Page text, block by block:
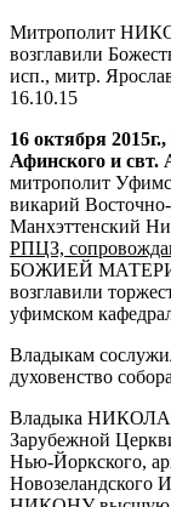
Митрополит
возглавили
исп., митр.
16.10.15
16 октября
Афинского и свт.
митрополит
викарий
Манхэттенский
РПЦЗ,
БОЖИЕЙ МАТЕРИ
возглавили
уфимском
Владыкам
духовенство
Владыка НИКОЛАЙ
Зарубежной
Нью-Йоркского,